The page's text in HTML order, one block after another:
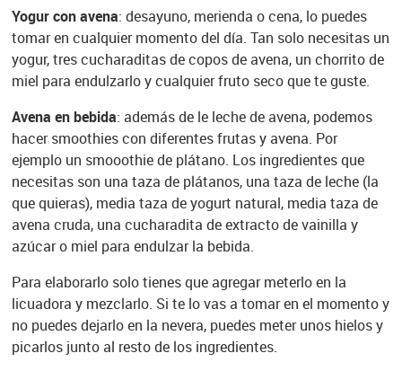
Yogur con avena: desayuno, merienda o cena, lo puedes
tomar en cualquier momento del día. Tan solo necesitas un
yogur, tres cucharaditas de copos de avena, un chorrito de
miel para endulzarlo y cualquier fruto seco que te guste.
Avena en bebida: además de le leche de avena, podemos
hacer smoothies con diferentes frutas y avena. Por
ejemplo un smooothie de plátano. Los ingredientes que
necesitas son una taza de plátanos, una taza de leche (la
que quieras), media taza de yogurt natural, media taza de
avena cruda, una cucharadita de extracto de vainilla y
azúcar o miel para endulzar la bebida.
Para elaborarlo solo tienes que agregar meterlo en la
licuadora y mezclarlo. Si te lo vas a tomar en el momento y
no puedes dejarlo en la nevera, puedes meter unos hielos y
picarlos junto al resto de los ingredientes.